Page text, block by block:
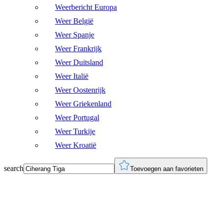
Weerbericht Europa
Weer België
Weer Spanje
Weer Frankrijk
Weer Duitsland
Weer Italië
Weer Oostenrijk
Weer Griekenland
Weer Portugal
Weer Turkije
Weer Kroatië
search Toevoegen aan favorieten